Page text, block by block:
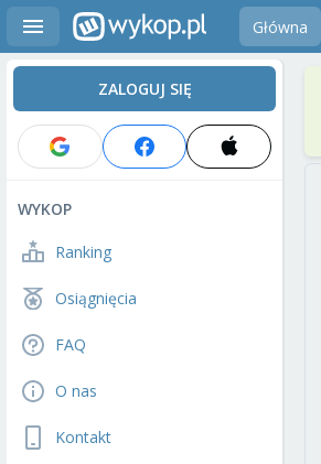
Główna
ZALOGUJ SIĘ
WYKOP
Ranking
Osiągnięcia
FAQ
O nas
Kontakt